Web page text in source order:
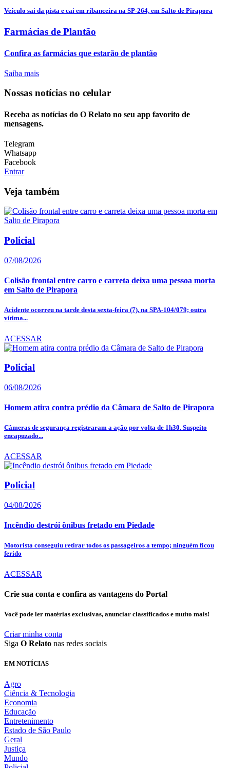
Veículo sai da pista e cai em ribanceira na SP-264, em Salto de Pirapora
Farmácias de Plantão
Confira as farmácias que estarão de plantão
Saiba mais
Nossas notícias no celular
Receba as notícias do O Relato no seu app favorito de
mensagens.
Telegram
Whatsapp
Facebook
Entrar
Veja também
Policial
07/08/2026
Colisão frontal entre carro e carreta deixa uma pessoa morta
em Salto de Pirapora
Acidente ocorreu na tarde desta sexta-feira (7), na SPA-104/079; outra
vítima...
ACESSAR
Policial
06/08/2026
Homem atira contra prédio da Câmara de Salto de Pirapora
Câmeras de segurança registraram a ação por volta de 1h30. Suspeito
encapuzado...
ACESSAR
Policial
04/08/2026
Incêndio destrói ônibus fretado em Piedade
Motorista conseguiu retirar todos os passageiros a tempo; ninguém ficou
ferido
ACESSAR
Crie sua conta e confira as vantagens do Portal
Você pode ler matérias exclusivas, anunciar classificados e muito mais!
Criar minha conta
Siga O Relato nas redes sociais
EM NOTÍCIAS
Agro
Ciência & Tecnologia
Economia
Educação
Entretenimento
Estado de São Paulo
Geral
Justiça
Mundo